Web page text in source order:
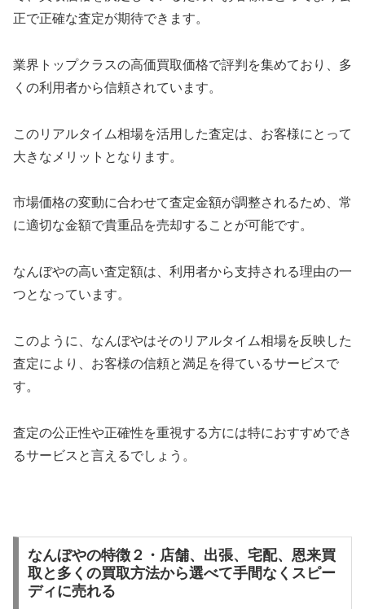
正で正確な査定が期待できます。
業界トップクラスの高価買取価格で評判を集めており、多
くの利用者から信頼されています。
このリアルタイム相場を活用した査定は、お客様にとって
大きなメリットとなります。
市場価格の変動に合わせて査定金額が調整されるため、常
に適切な金額で貴重品を売却することが可能です。
なんぼやの高い査定額は、利用者から支持される理由の一
つとなっています。
このように、なんぼやはそのリアルタイム相場を反映した
査定により、お客様の信頼と満足を得ているサービスで
す。
査定の公正性や正確性を重視する方には特におすすめでき
るサービスと言えるでしょう。
なんぼやの特徴２・店舗、出張、宅配、恩来買
取と多くの買取方法から選べて手間なくスピー
ディに売れる